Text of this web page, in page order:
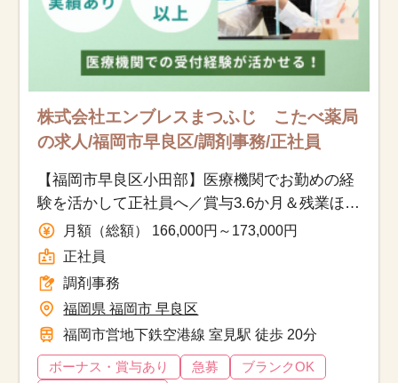
株式会社エンブレスまつふじ こたべ薬局
の求人/福岡市早良区/調剤事務/正社員
【福岡市早良区小田部】医療機関でお勤めの経
験を活かして正社員へ／賞与3.6か月＆残業ほぼ
なし／マイカー通勤OK
月額（総額） 166,000円～173,000円
正社員
調剤事務
福岡県 福岡市 早良区
福岡市営地下鉄空港線 室見駅 徒歩 20分
ボーナス・賞与あり 急募
ブランクOK